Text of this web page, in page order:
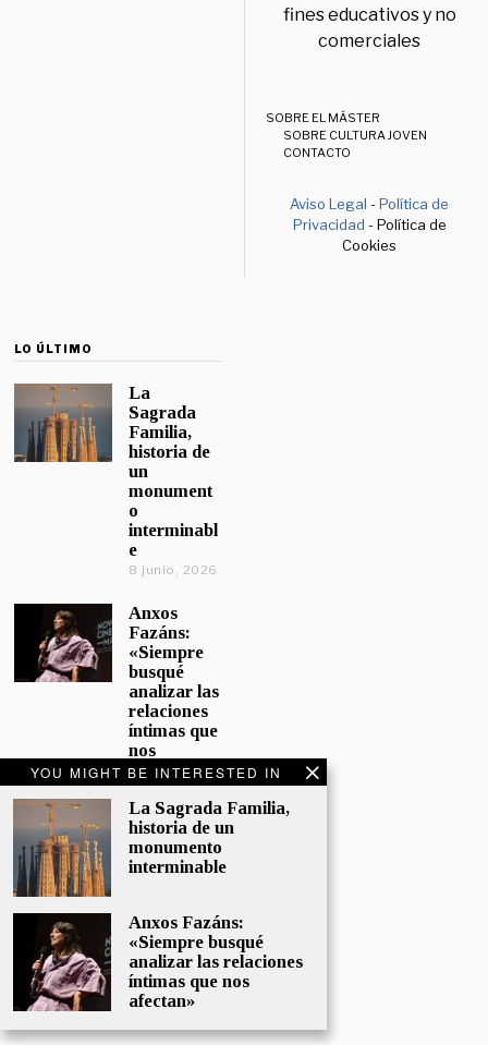
YOU MIGHT BE INTERESTED IN
La Sagrada Familia,
historia de un
monumento
interminable
Anxos Fazáns:
«Siempre busqué
analizar las relaciones
íntimas que nos
afectan»
fines educativos y no
comerciales
SOBRE EL MÁSTER
SOBRE CULTURA JOVEN
CONTACTO
Aviso Legal -Política de
Privacidad - Política de
Cookies
LO ÚLTIMO
La
Sagrada
Familia,
historia de
un
monument
o
interminabl
e
8 junio, 2026
Anxos
Fazáns:
«Siempre
busqué
analizar las
relaciones
íntimas que
nos
afectan»
5 junio, 2026
El hijo de la
cómica, el
homenaje
Sacristán a
Fernán
Gómez
28 mayo,
2026